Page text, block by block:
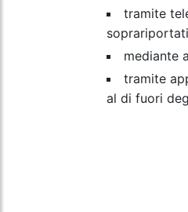
tramite
mediante
tramite
al di fuori